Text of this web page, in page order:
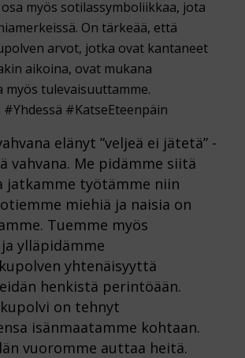
myös sotilassymboliikkaa, jota
On tärkeää, että
arvot, jotka ovat kantaneet
aikoina, ovat mukana
myös tulevaisuuttamme.
#KatseEteenpäin
elänyt ”veljeä ei jätetä” -
vahvana. Me pidämme siitä
jatkamme työtämme niin
miehiä ja naisia on
Tuemme myös
ylläpidämme
yhtenäisyyttä
henkistä perintöään.
on tehnyt
isänmaatamme kohtaan.
vuoromme auttaa heitä.